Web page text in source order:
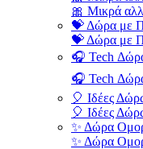
🎀 Μικρά
💝 Δώρα με
💝 Δώρα με
🎧 Tech
🎧 Tech
🎈 Ιδέες
🎈 Ιδέες
✨ Δώρα
✨ Δώρα